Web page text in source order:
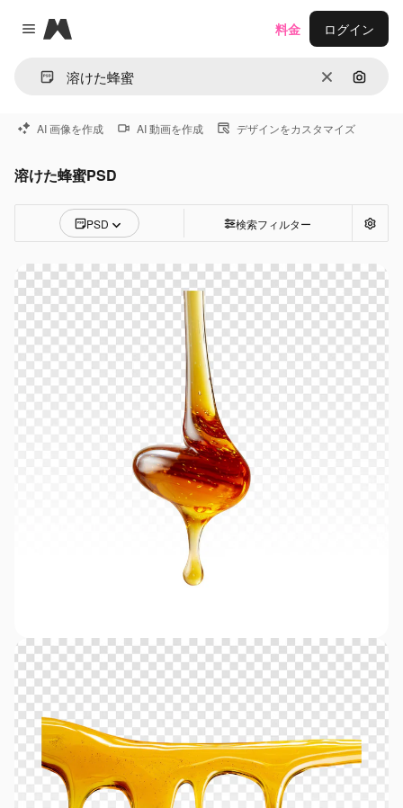
Close menu
Magnific
消去 画像で
料金 ログイン
AI 画像を作成 AI 動画を作成 デザインをカスタマイズ
溶けた蜂蜜PSD
PSD 検索フィルター